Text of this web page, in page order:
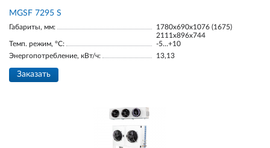
МGSF 7295 S
Габариты, мм:
1780х690х1076 (1675)
2111х896х744
Темп. режим, °С:
-5…+10
Энергопотребление, кВт/ч:
13,13
Заказать